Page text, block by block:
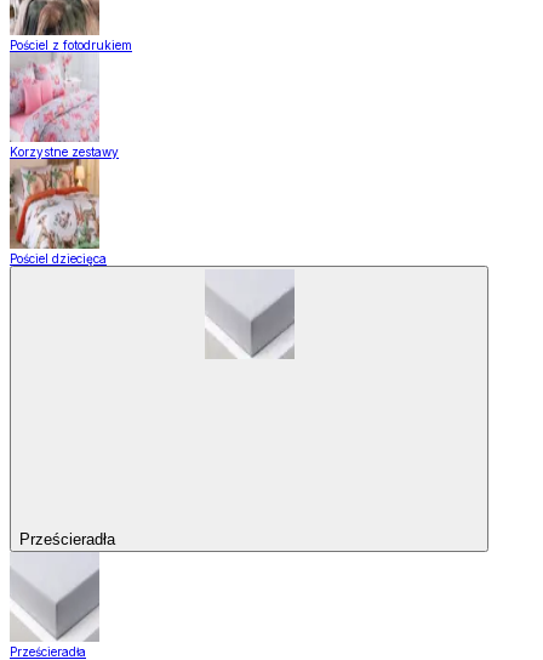
Pościel z fotodrukiem
Korzystne zestawy
Pościel dziecięca
Prześcieradła
Prześcieradła